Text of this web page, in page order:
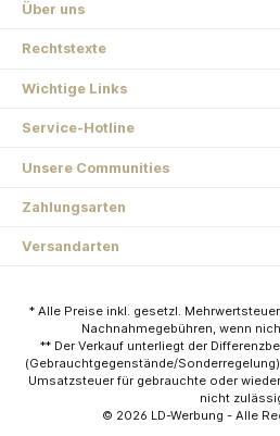
Über uns
Rechtstexte
Wichtige Links
Service-Hotline
Unsere Communities
Zahlungsarten
Versandarten
* Alle Preise inkl. gesetzl.
Nachnahmegebühren, wenn
** Der Verkauf unterliegt der
(Gebrauchtgegenstände/
Umsatzsteuer für gebrauchte oder
nicht
© 2026 LD-Werbung - Alle